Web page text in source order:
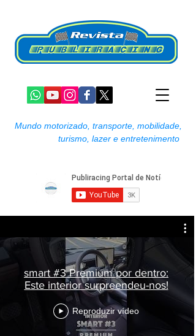
Mundo motorizado, transporte, mobilidade,
turismo, lazer e entretenimento
smart #3 Premium por dentro:
Este interior surpreendeu-nos!
Reproduzir vídeo